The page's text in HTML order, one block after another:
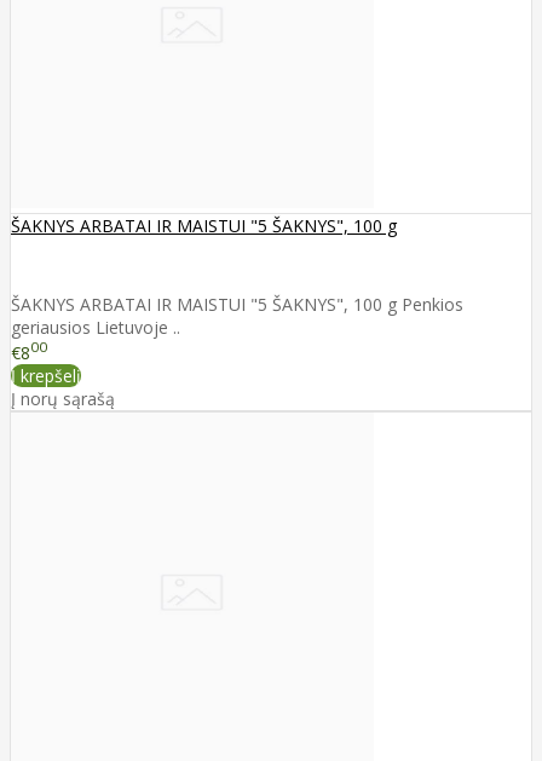
ŠAKNYS ARBATAI IR MAISTUI "5 ŠAKNYS", 100 g
ŠAKNYS ARBATAI IR MAISTUI "5 ŠAKNYS", 100 g Penkios
geriausios Lietuvoje ..
€800
Į krepšelį
Į norų sąrašą